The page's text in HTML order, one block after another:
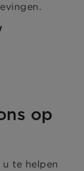
op
u te helpen